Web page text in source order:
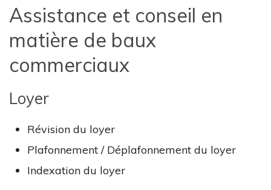
Assistance et conseil en
matière de baux
commerciaux
Loyer
Révision du loyer
Plafonnement / Déplafonnement du loyer
Indexation du loyer